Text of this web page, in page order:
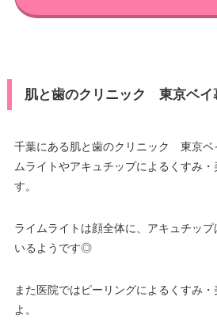
肌と歯のクリニック 東京ベイ
千葉にある肌と歯のクリニック 東京ベ
ムライトやアキュチップによるくすみ
す。
ライムライトは顔全体に、アキュチッ
いるようです◎
また医院ではピーリングによるくすみ
よ。